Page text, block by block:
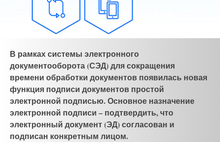
В рамках системы электронного
документооборота (СЭД) для сокращения
времени обработки документов появилась новая
функция подписи документов простой
электронной подписью. Основное назначение
электронной подписи – подтвердить, что
электронный документ (ЭД) согласован и
подписан конкретным лицом.